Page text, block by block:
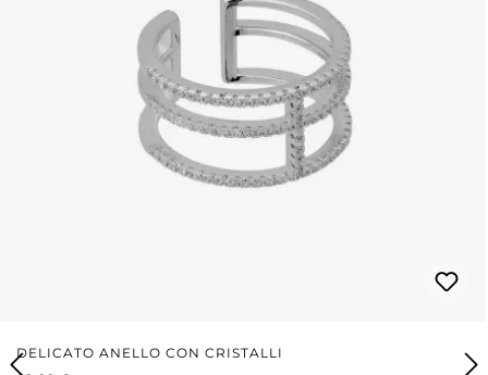
DELICATO ANELLO CON CRISTALLI